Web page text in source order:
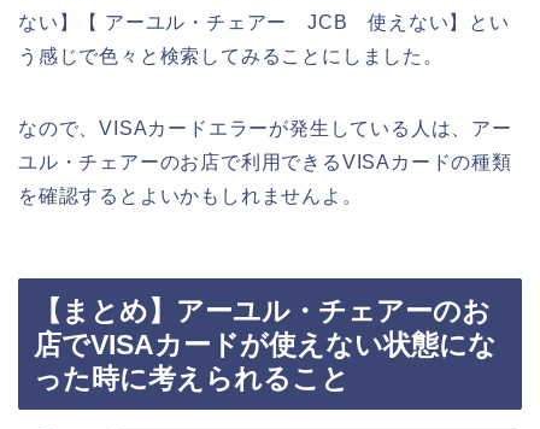
ない】【 アーユル・チェアー JCB 使えない】とい
う感じで色々と検索してみることにしました。
なので、VISAカードエラーが発生している人は、アー
ユル・チェアーのお店で利用できるVISAカードの種類
を確認するとよいかもしれませんよ。
【まとめ】アーユル・チェアーのお
店でVISAカードが使えない状態にな
った時に考えられること